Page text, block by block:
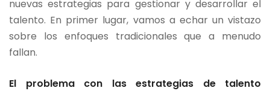
nuevas estrategias para gestionar y desarrollar el
talento. En primer lugar, vamos a echar un vistazo
sobre los enfoques tradicionales que a menudo
fallan.
El problema con las estrategias de talento